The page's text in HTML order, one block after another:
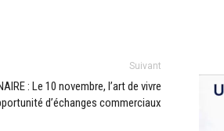
Suivant
: Le 10 novembre, l’art de vivre
d’échanges commerciaux